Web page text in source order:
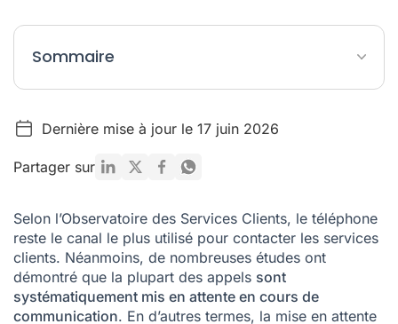
Sommaire
2 - Ne le faites pas patienter trop longtemps
3 - Diffusez une musique de mise en attente agréable
5 - Communiquez concernant l’actualité de votre entreprise
6 - Informez votre interlocuteur sur l’identité de la personne
vers laquelle il est redirigé
Dernière mise à jour le 17 juin 2026
Partager sur
Selon l’Observatoire des Services Clients, le téléphone
reste le canal le plus utilisé pour contacter les services
clients. Néanmoins, de nombreuses études ont
démontré que la plupart des appels sont
systématiquement mis en attente en cours de
communication. En d’autres termes, la mise en attente